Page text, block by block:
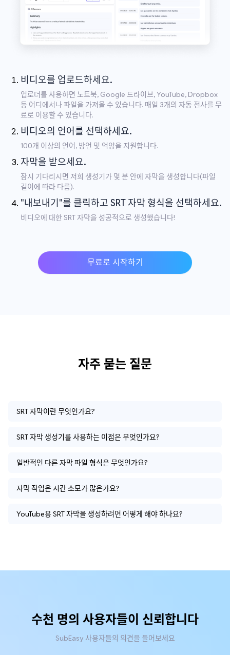
비디오를 업로드하세요.
업로더를 사용하면 노트북, Google 드라이브, YouTube, Dropbox
등 어디에서나 파일을 가져올 수 있습니다. 매일 3개의 자동 전사를 무
료로 이용할 수 있습니다.
비디오의 언어를 선택하세요.
100개 이상의 언어, 방언 및 억양을 지원합니다.
자막을 받으세요.
잠시 기다리시면 저희 생성기가 몇 분 안에 자막을 생성합니다(파일
길이에 따라 다름).
"내보내기"를 클릭하고 SRT 자막 형식을 선택하세요.
비디오에 대한 SRT 자막을 성공적으로 생성했습니다!
무료로 시작하기
자주 묻는 질문
SRT 자막이란 무엇인가요?
SRT 자막 생성기를 사용하는 이점은 무엇인가요?
일반적인 다른 자막 파일 형식은 무엇인가요?
자막 작업은 시간 소모가 많은가요?
YouTube용 SRT 자막을 생성하려면 어떻게 해야 하나요?
수천 명의 사용자들이 신뢰합니다
SubEasy 사용자들의 의견을 들어보세요